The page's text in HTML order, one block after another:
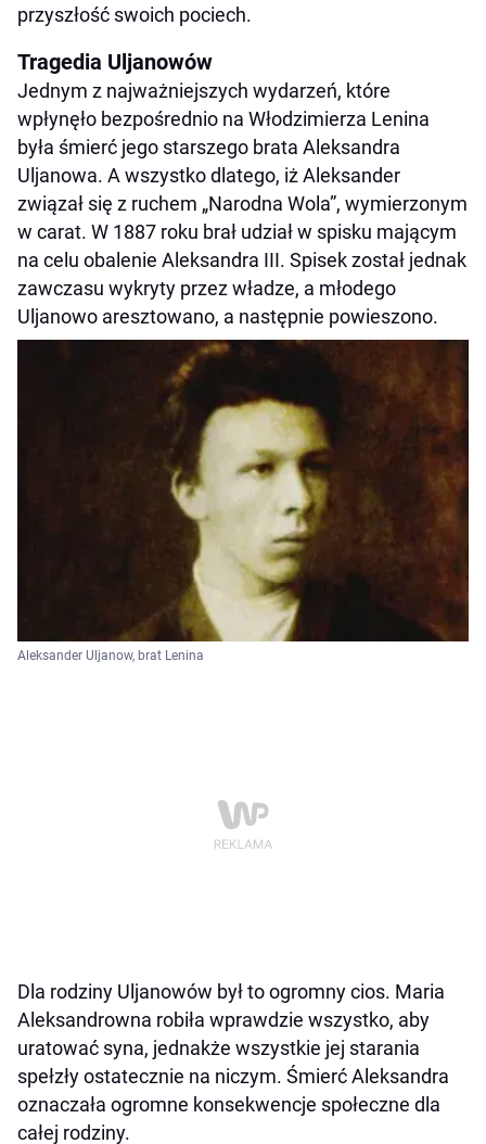
przyszłość swoich pociech.
Tragedia Uljanowów
Jednym z najważniejszych wydarzeń, które
wpłynęło bezpośrednio na Włodzimierza Lenina
była śmierć jego starszego brata Aleksandra
Uljanowa. A wszystko dlatego, iż Aleksander
związał się z ruchem „Narodna Wola”, wymierzonym
w carat. W 1887 roku brał udział w spisku mającym
na celu obalenie Aleksandra III. Spisek został jednak
zawczasu wykryty przez władze, a młodego
Uljanowo aresztowano, a następnie powieszono.
Aleksander Uljanow, brat Lenina
Dla rodziny Uljanowów był to ogromny cios. Maria
Aleksandrowna robiła wprawdzie wszystko, aby
uratować syna, jednakże wszystkie jej starania
spełzły ostatecznie na niczym. Śmierć Aleksandra
oznaczała ogromne konsekwencje społeczne dla
całej rodziny.